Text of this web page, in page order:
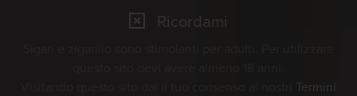
Ricordami
Termini